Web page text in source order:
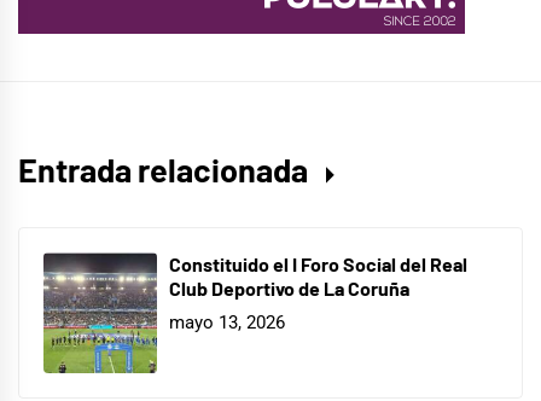
Entrada relacionada
Constituido el I Foro Social del Real
Club Deportivo de La Coruña
mayo 13, 2026